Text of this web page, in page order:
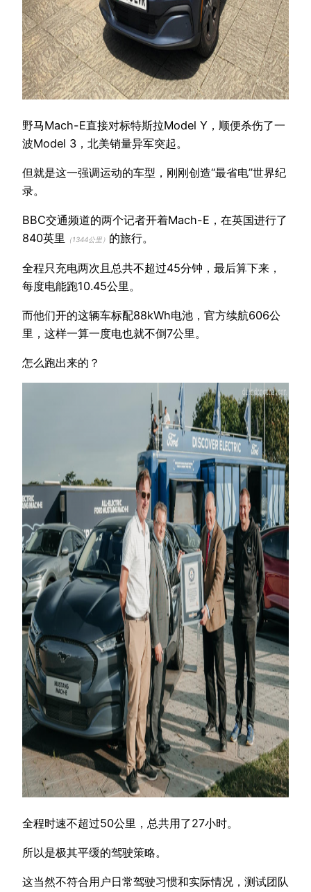
野马Mach-E直接对标特斯拉Model Y，顺便杀伤了一
波Model 3，北美销量异军突起。
但就是这一强调运动的车型，刚刚创造“最省电”世界纪
录。
BBC交通频道的两个记者开着Mach-E，在英国进行了
840英里
（1344公里） 的旅行。
全程只充电两次且总共不超过45分钟，最后算下来，
每度电能跑10.45公里。
而他们开的这辆车标配88kWh电池，官方续航606公
里，这样一算一度电也就不倒7公里。
怎么跑出来的？
全程时速不超过50公里，总共用了27小时。
所以是极其平缓的驾驶策略。
这当然不符合用户日常驾驶习惯和实际情况，测试团队